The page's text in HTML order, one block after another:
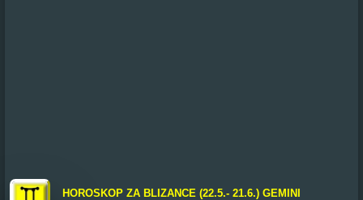
HOROSKOP ZA BLIZANCE (22.5.- 21.6.) GEMINI